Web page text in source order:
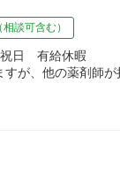
談可含む）
日 有給休暇
が、他の薬剤師が